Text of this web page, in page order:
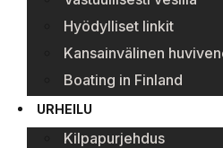
Hyödylliset linkit
Kansainvälinen
Boating in Finland
URHEILU
Kilpapurjehdus